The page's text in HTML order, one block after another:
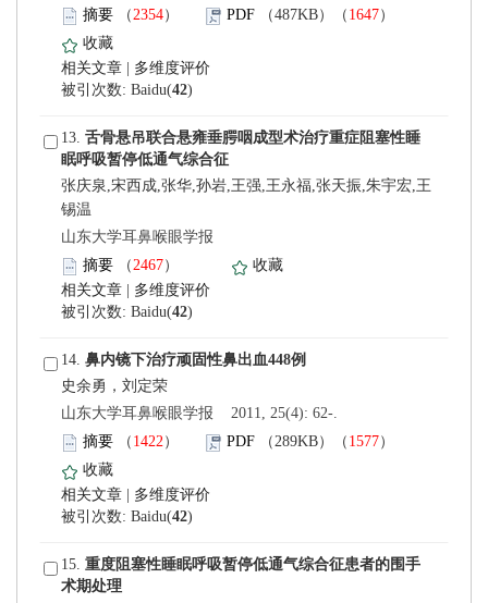
） ）
)
13.
锡温
山东大学耳鼻喉眼学报
）
)
14.
山东大学耳鼻喉眼学报 2011, 25(4): 62-.
）
）
)
15.